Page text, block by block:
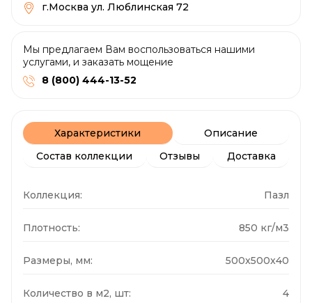
г.Москва ул. Люблинская 72
Мы предлагаем Вам воспользоваться нашими
услугами, и заказать мощение
8 (800) 444-13-52
Характеристики
Описание
Состав коллекции
Отзывы Доставка
Коллекция: Пазл
Плотность: 850 кг/м3
Размеры, мм: 500x500x40
Количество в м2, шт: 4